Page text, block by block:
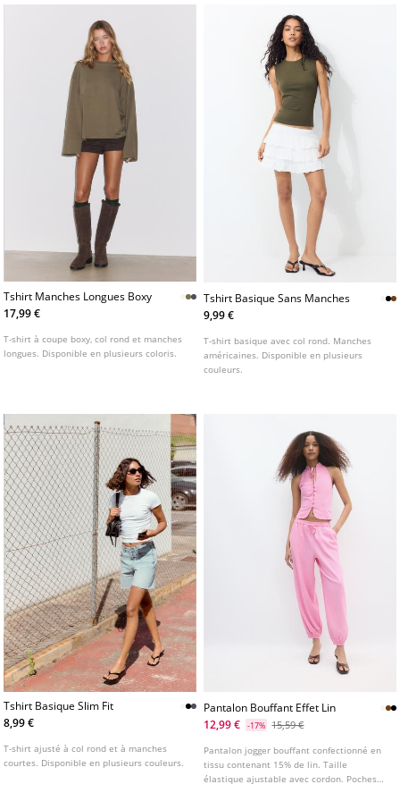
Tshirt Manches Longues Boxy
17,99 €
T-shirt à coupe boxy, col rond et manches
longues. Disponible en plusieurs coloris.
Tshirt Basique Sans Manches
9,99 €
T-shirt basique avec col rond. Manches
américaines. Disponible en plusieurs
couleurs.
Tshirt Basique Slim Fit
8,99 €
T-shirt ajusté à col rond et à manches
courtes. Disponible en plusieurs couleurs.
Pantalon Bouffant Effet Lin
12,99 €
-17% 15,59 €
Pantalon jogger bouffant confectionné en
tissu contenant 15% de lin. Taille
élastique ajustable avec cordon. Poches